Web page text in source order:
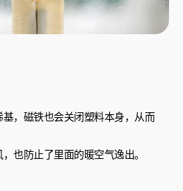
，磁铁也会关闭塑料本身，从而
也防止了里面的暖空气逸出。